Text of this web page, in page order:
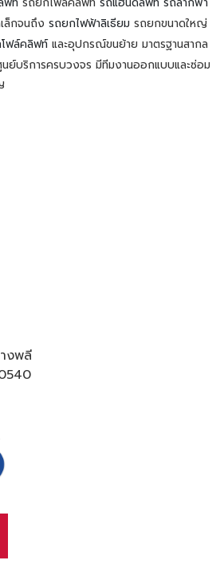
ล็กจนถึง รถยกไฟฟ้าลิเธียม รถยกขนาดใหญ่
ฟล์คลิฟท์และอุปกรณ์ขนย้าย มาตรฐานสากล
ย์บริการครบวงจร มีทีมงานออกแบบและซ่อม
งพลี